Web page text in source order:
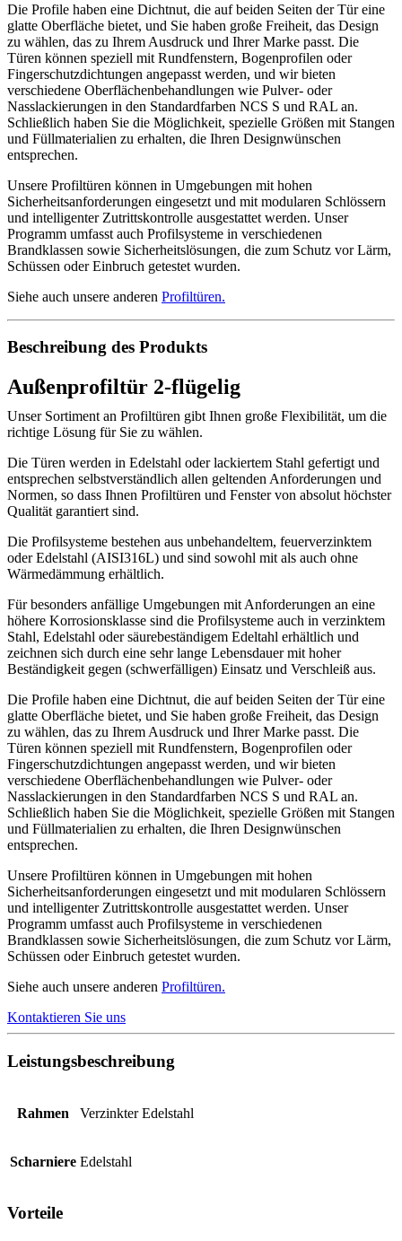
Die Profile haben eine Dichtnut, die auf beiden Seiten der Tür eine
glatte Oberfläche bietet, und Sie haben große Freiheit, das Design
zu wählen, das zu Ihrem Ausdruck und Ihrer Marke passt. Die
Türen können speziell mit Rundfenstern, Bogenprofilen oder
Fingerschutzdichtungen angepasst werden, und wir bieten
verschiedene Oberflächenbehandlungen wie Pulver- oder
Nasslackierungen in den Standardfarben NCS S und RAL an.
Schließlich haben Sie die Möglichkeit, spezielle Größen mit Stangen
und Füllmaterialien zu erhalten, die Ihren Designwünschen
entsprechen.
Unsere Profiltüren können in Umgebungen mit hohen
Sicherheitsanforderungen eingesetzt und mit modularen Schlössern
und intelligenter Zutrittskontrolle ausgestattet werden. Unser
Programm umfasst auch Profilsysteme in verschiedenen
Brandklassen sowie Sicherheitslösungen, die zum Schutz vor Lärm,
Schüssen oder Einbruch getestet wurden.
Siehe auch unsere anderen Profiltüren.
Beschreibung des Produkts
Außenprofiltür 2-flügelig
Unser Sortiment an Profiltüren gibt Ihnen große Flexibilität, um die
richtige Lösung für Sie zu wählen.
Die Türen werden in Edelstahl oder lackiertem Stahl gefertigt und
entsprechen selbstverständlich allen geltenden Anforderungen und
Normen, so dass Ihnen Profiltüren und Fenster von absolut höchster
Qualität garantiert sind.
Die Profilsysteme bestehen aus unbehandeltem, feuerverzinktem
oder Edelstahl (AISI316L) und sind sowohl mit als auch ohne
Wärmedämmung erhältlich.
Für besonders anfällige Umgebungen mit Anforderungen an eine
höhere Korrosionsklasse sind die Profilsysteme auch in verzinktem
Stahl, Edelstahl oder säurebeständigem Edeltahl erhältlich und
zeichnen sich durch eine sehr lange Lebensdauer mit hoher
Beständigkeit gegen (schwerfälligen) Einsatz und Verschleiß aus.
Die Profile haben eine Dichtnut, die auf beiden Seiten der Tür eine
glatte Oberfläche bietet, und Sie haben große Freiheit, das Design
zu wählen, das zu Ihrem Ausdruck und Ihrer Marke passt. Die
Türen können speziell mit Rundfenstern, Bogenprofilen oder
Fingerschutzdichtungen angepasst werden, und wir bieten
verschiedene Oberflächenbehandlungen wie Pulver- oder
Nasslackierungen in den Standardfarben NCS S und RAL an.
Schließlich haben Sie die Möglichkeit, spezielle Größen mit Stangen
und Füllmaterialien zu erhalten, die Ihren Designwünschen
entsprechen.
Unsere Profiltüren können in Umgebungen mit hohen
Sicherheitsanforderungen eingesetzt und mit modularen Schlössern
und intelligenter Zutrittskontrolle ausgestattet werden. Unser
Programm umfasst auch Profilsysteme in verschiedenen
Brandklassen sowie Sicherheitslösungen, die zum Schutz vor Lärm,
Schüssen oder Einbruch getestet wurden.
Siehe auch unsere anderen Profiltüren.
Kontaktieren Sie uns
Leistungsbeschreibung
Rahmen Verzinkter Edelstahl
Scharniere Edelstahl
Vorteile